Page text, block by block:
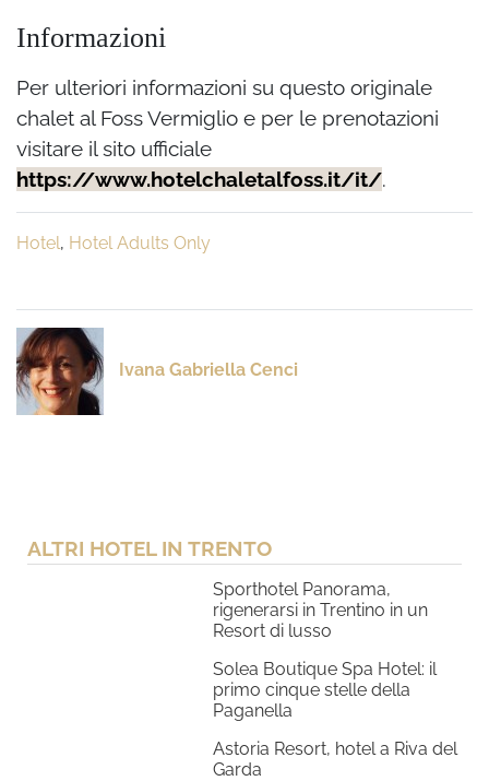
Informazioni
Per ulteriori informazioni su questo originale
chalet al Foss Vermiglio e per le prenotazioni
visitare il sito ufficiale
https://www.hotelchaletalfoss.it/it/.
Hotel, Hotel Adults Only
Ivana Gabriella Cenci
ALTRI HOTEL IN TRENTO
Sporthotel Panorama,
rigenerarsi in Trentino in un
Resort di lusso
Solea Boutique Spa Hotel: il
primo cinque stelle della
Paganella
Astoria Resort, hotel a Riva del
Garda